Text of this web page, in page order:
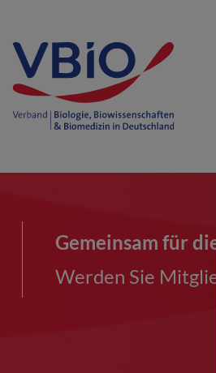
Gemeinsam für
Werden Sie